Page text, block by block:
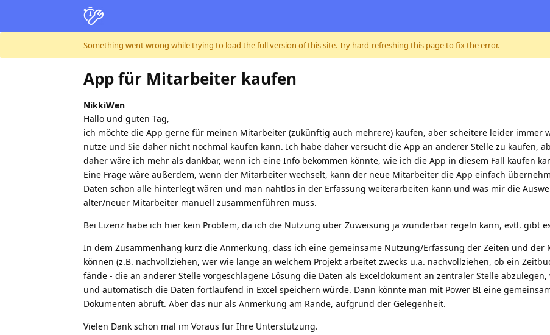
Skip to content
Something went wrong while trying to load the full version of this site. Try hard-refreshing this page to fix the error.
App für Mitarbeiter kaufen
NikkiWen
Hallo und guten Tag,
ich möchte die App gerne für meinen Mitarbeiter (zukünftig auch mehrere) kaufen, aber scheitere leider immer
nutze und Sie daher nicht nochmal kaufen kann. Ich habe daher versucht die App an anderer Stelle zu kaufen,
daher wäre ich mehr als dankbar, wenn ich eine Info bekommen könnte, wie ich die App in diesem Fall kaufen
Eine Frage wäre außerdem, wenn der Mitarbeiter wechselt, kann der neue Mitarbeiter die App einfach
Daten schon alle hinterlegt wären und man nahtlos in der Erfassung weiterarbeiten kann und was mir die
alter/neuer Mitarbeiter manuell zusammenführen muss.
Bei Lizenz habe ich hier kein Problem, da ich die Nutzung über Zuweisung ja wunderbar regeln kann, evtl. gibt
In dem Zusammenhang kurz die Anmerkung, dass ich eine gemeinsame Nutzung/Erfassung der Zeiten und der
können (z.B. nachvollziehen, wer wie lange an welchem Projekt arbeitet zwecks u.a. nachvollziehen, ob ein
fände - die an anderer Stelle vorgeschlagene Lösung die Daten als Exceldokument an zentraler Stelle
und automatisch die Daten fortlaufend in Excel speichern würde. Dann könnte man mit Power BI eine
Dokumenten abruft. Aber das nur als Anmerkung am Rande, aufgrund der Gelegenheit.
Vielen Dank schon mal im Voraus für Ihre Unterstützung.